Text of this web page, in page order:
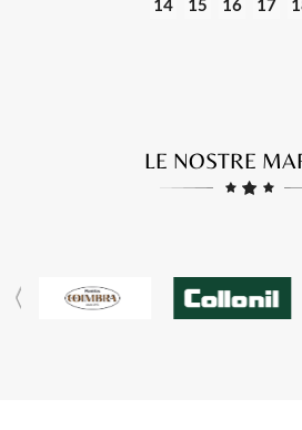
14
15 16 17
LE NOSTRE